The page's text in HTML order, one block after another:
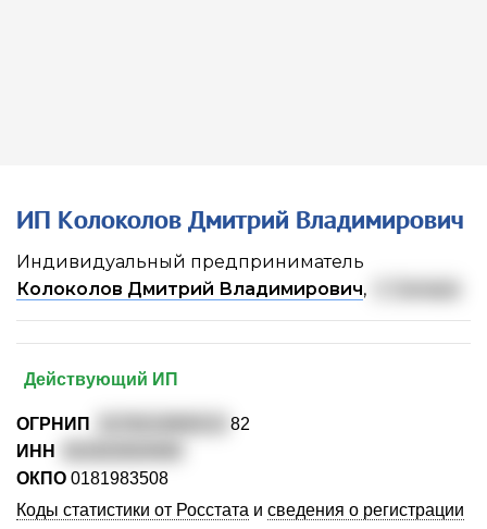
ИП Колоколов Дмитрий Владимирович
Индивидуальный предприниматель
Колоколов Дмитрий Владимирович,
Действующий ИП
ОГРНИП
82
ИНН
ОКПО 0181983508
Коды статистики от Росстата и сведения о регистрации